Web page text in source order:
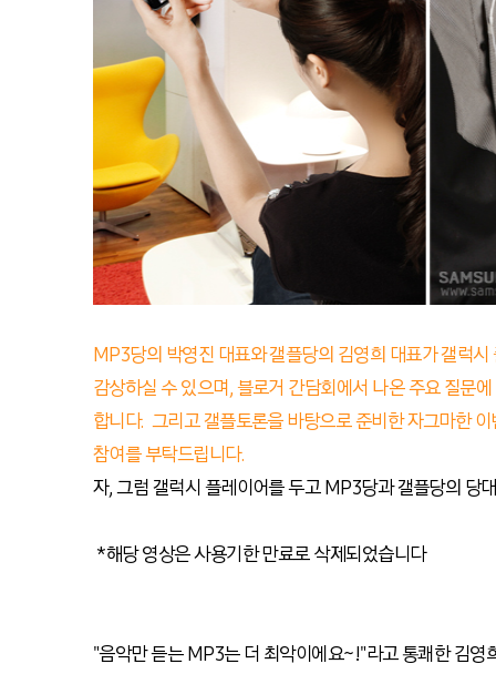
MP3당의 박영진 대표와 갤플당의 김영희 대표가 갤럭
감상하실 수 있으며, 블로거 간담회에서 나온 주요 질문
합니다. 그리고 갤플토론을 바탕으로 준비한 자그마한
참여를 부탁드립니다.
자, 그럼 갤럭시 플레이어를 두고 MP3당과 갤플당의 당
*해당 영상은 사용기한 만료로 삭제되었습니다
"음악만 듣는 MP3는 더 최악이에요~!"라고 통쾌한 김영